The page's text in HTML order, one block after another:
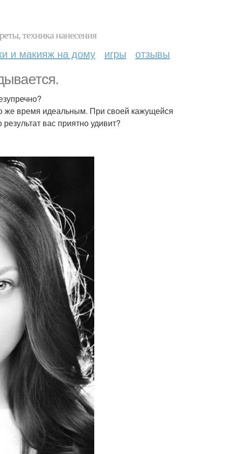
техника нанесения
и макияж на дому игры отзывы
же время идеальным. При своей кажущейся
вас приятно удивит?